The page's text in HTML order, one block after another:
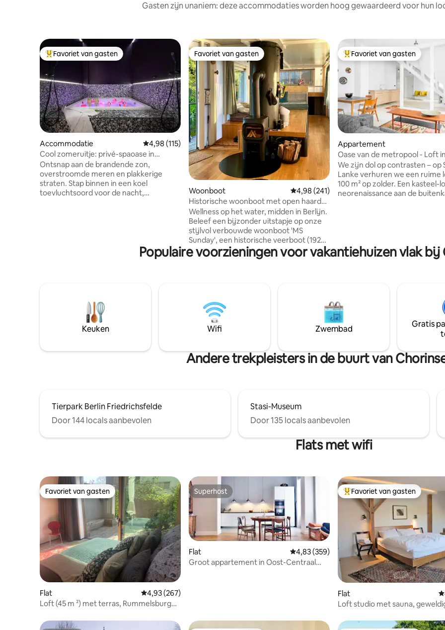
Gasten zijn unaniem: deze accommodaties worden hoog gewaardeerd voor hun
Topfavoriet van gasten
Favoriet van gasten
Accommodatie Gemiddelde beoordeling van 4,98 op 5, 115 recensies
4,98 (115)
Cool zomeruitje: privé-spaoase in
Kreuzberg
Ontsnap aan de brandende zon,
overstroomde meren en plakkerige
straten. Stap binnen in een koel
toevluchtsoord voor de nacht,
verduisteringsgordijnen, met
sfeerverlichting, koele schaduwen en
en een luxueus kingsize bed. Lees
Favoriet van gasten
Favoriet van gasten
Woonboot Gemiddelde beoordeling van 4,98 op 5, 241
4,98 (241)
Historische woonboot met open haard
en optionele sauna
Wellness op het water, midden in Berlijn.
Beleef een bijzonder uitstapje op onze
stijlvol verbouwde woonboot 'MS
Sunday', een historische veerboot (1925)
die is omgebouwd tot een hoogwaardige
accommodatie voor maximaal vier
stad Berlijn. Of het nu gaat om een
romantisch weekend, een korte vakantie
of tijd met vrienden, je zult Berlijn vanuit
een heel bijzonder perspectief ervaren.
Topfavoriet van gasten
Favoriet van gasten
Appartement
Oase van de metropool - Loft
kasteel Lanke
We zijn dol op contrasten – op
Lanke verhuren we een ruime
100 m² op zolder. Een kasteel-
neorenaissance aan de
ontspannen en tot rust te komen.
de vakantiewoningen herbergt
Populaire voorzieningen voor vakantiehuizen vlak
Keuken Wifi Zwembad
Gratis
Andere trekpleisters in de buurt van
Tierpark Berlin Friedrichsfelde
Door 144 locals aanbevolen
Stasi-Museum
Door 135 locals aanbevolen
Flats met wifi
Favoriet van gasten
Favoriet van gasten
Flat Gemiddelde beoordeling van 4,93 op 5, 267 recensies
4,93 (267)
Loft (45 m ²) met terras, Rummelsburg
Superhost
Superhost
Flat Gemiddelde beoordeling van 4,83 op 5, 359
4,83 (359)
Groot appartement in Oost-Centraal
Topfavoriet van gasten
Favoriet van gasten
Flat
Loft studio met sauna,